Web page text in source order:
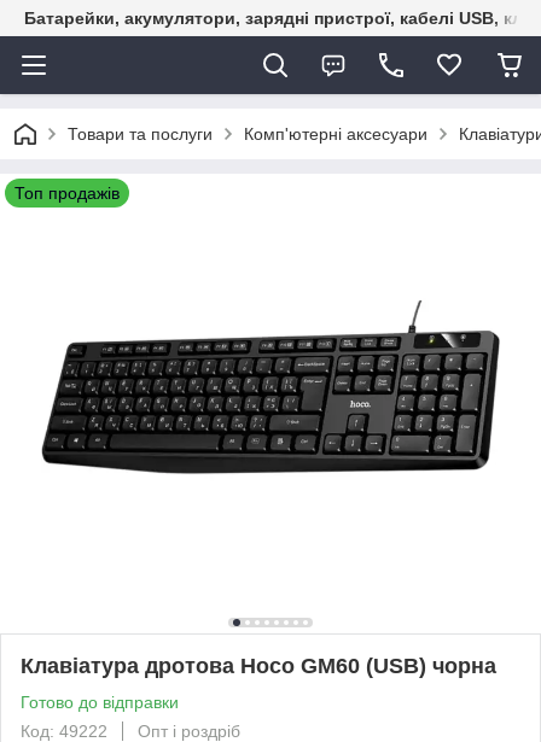
Батарейки, акумулятори, зарядні пристрої, кабелі USB,
Товари та послуги Комп'ютерні аксесуари
Топ продажів
Клавіатура дротова Hoco GM60 (USB) чорна
Готово до відправки
Код: 49222
Опт і роздріб